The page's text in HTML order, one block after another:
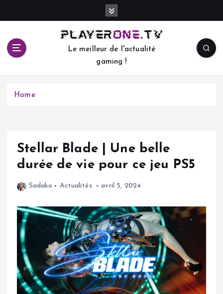
c
Le meilleur de l'actualité
gaming !
Home
Stellar Blade | Une belle
durée de vie pour ce jeu PS5
Sadako Actualités avril 5, 2024